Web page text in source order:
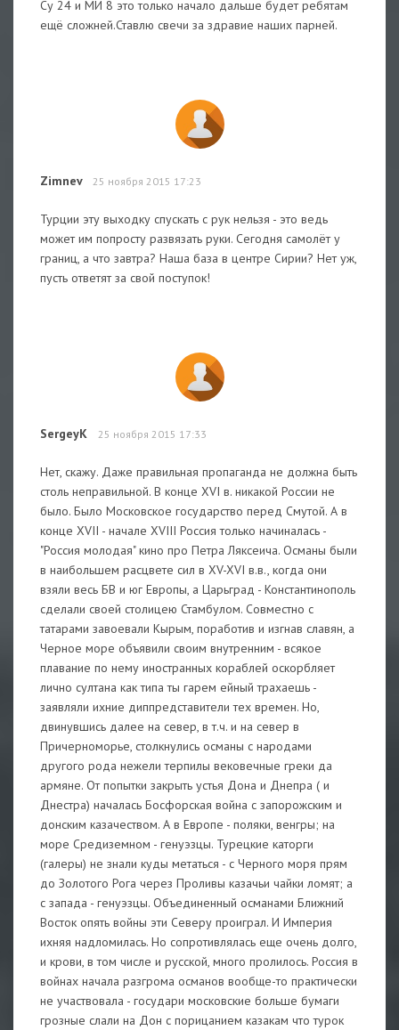
Су 24 и МИ 8 это только начало дальше будет ребятам
ещё сложней.Ставлю свечи за здравие наших парней.
Zimnev 25 ноября 2015 17:23
Турции эту выходку спускать с рук нельзя - это ведь
может им попросту развязать руки. Сегодня самолёт у
границ, а что завтра? Наша база в центре Сирии? Нет уж,
пусть ответят за свой поступок!
SergeyK 25 ноября 2015 17:33
Нет, скажу. Даже правильная пропаганда не должна быть
столь неправильной. В конце XVI в. никакой России не
было. Было Московское государство перед Смутой. А в
конце XVII - начале XVIII Россия только начиналась -
"Россия молодая" кино про Петра Ляксеича. Османы были
в наибольшем расцвете сил в XV-XVI в.в., когда они
взяли весь БВ и юг Европы, а Царьград - Константинополь
сделали своей столицею Стамбулом. Совместно с
татарами завоевали Кырым, поработив и изгнав славян, а
Черное море объявили своим внутренним - всякое
плавание по нему иностранных кораблей оскорбляет
лично султана как типа ты гарем ейный трахаешь -
заявляли ихние диппредставители тех времен. Но,
двинувшись далее на север, в т.ч. и на север в
Причерноморье, столкнулись османы с народами
другого рода нежели терпилы вековечные греки да
армяне. От попытки закрыть устья Дона и Днепра ( и
Днестра) началась Босфорская война с запорожским и
донским казачеством. А в Европе - поляки, венгры; на
море Средиземном - генуэзцы. Турецкие каторги
(галеры) не знали куды метаться - с Черного моря прям
до Золотого Рога через Проливы казачьи чайки ломят; а
с запада - генуэзцы. Объединенный османами Ближний
Восток опять войны эти Северу проиграл. И Империя
ихняя надломилась. Но сопротивлялась еще очень долго,
и крови, в том числе и русской, много пролилось. Россия в
войнах начала разгрома османов вообще-то практически
не участвовала - государи московские больше бумаги
грозные слали на Дон с порицанием казакам что турок